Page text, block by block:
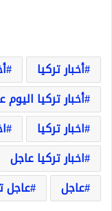
أخبار تركيا
أخبار تركيا اليوم
اخبار تركيا
اخبار تركيا عاجل
عاجل
عاجل